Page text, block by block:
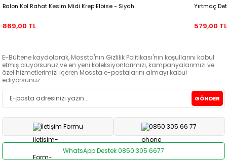
Balon Kol Rahat Kesim Midi Krep Elbise - Siyah
869,00 TL
Yırtmaç
579,00 TL
E-Bültene kaydolarak, Mossta'nın Gizlilik Politikası'nın koşullarını kabul
etmiş oluyorsunuz ve en yeni koleksiyonlarımızı, kampanyalarımızı ve
özel hizmetlerimizi içeren Mossta e-postalarını almayı kabul
ediyorsunuz.
GÖNDER
İletişim Formu 0850 305 66 77
WhatsApp Destek 0850 305 6677